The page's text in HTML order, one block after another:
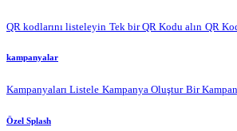
QR kodlarını listeleyin Tek bir QR Kodu alın QR
kampanyalar
Kampanyaları Listele Kampanya Oluştur Bir
Özel Splash